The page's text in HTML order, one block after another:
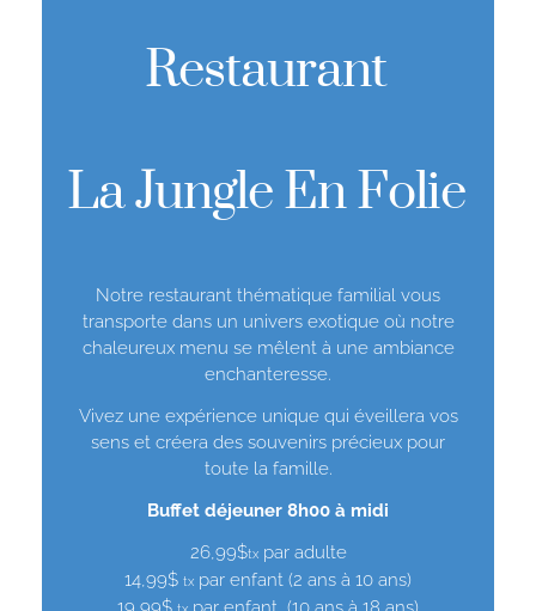
Restaurant
La Jungle En Folie
Notre restaurant thématique familial vous
transporte dans un univers exotique où notre
chaleureux menu se mêlent à une ambiance
enchanteresse.
Vivez une expérience unique qui éveillera vos
sens et créera des souvenirs précieux pour
toute la famille.
Buffet déjeuner 8h00 à midi
26,99$txpar adulte
14,99$ tx par enfant (2 ans à 10 ans)